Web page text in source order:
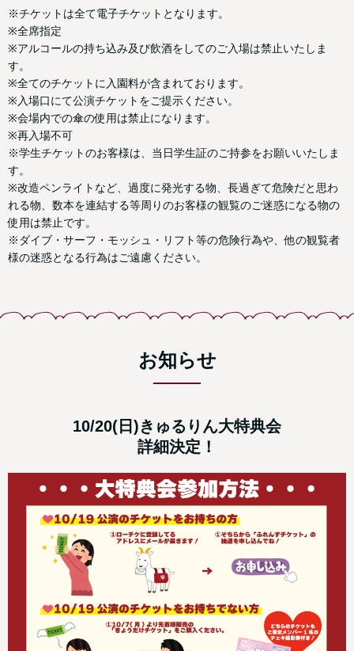
※チケットは全て電子チケットとなります。
※全席指定
※アルコールの持ち込み及び飲酒をしてのご入場は禁止いたしま
す。
※全てのチケットに入園料が含まれております。
※入場口にて公演チケットをご提示ください。
※会場内での傘の使用は禁止になります。
※再入場不可
※学生チケットのお客様は、当日学生証のご持参をお願いいたしま
す。
※改造ペンライトなど、過度に発光する物、長過ぎて危険だと思わ
れる物、数本を連結する等周りのお客様の観覧のご迷惑になる物の
使用は禁止です。
※ダイブ・サーフ・モッシュ・リフト等の危険行為や、他の観覧者
様の迷惑となる行為はご遠慮ください。
お知らせ
10/20(日)きゅるりん大特典会
詳細決定！